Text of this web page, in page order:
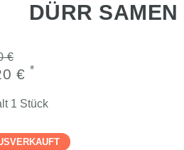
DÜRR
€
€ *
1 Stück